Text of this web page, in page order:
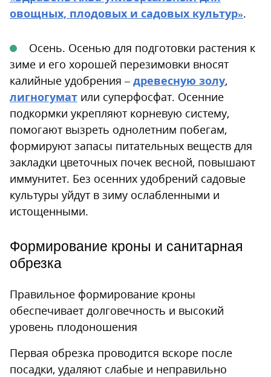
овощных, плодовых и садовых культур».
Осень. Осенью для подготовки растения к
зиме и его хорошей перезимовки вносят
калийные удобрения –древесную золу,
лигногумат или суперфосфат. Осенние
подкормки укрепляют корневую систему,
помогают вызреть однолетним побегам,
формируют запасы питательных веществ для
закладки цветочных почек весной, повышают
иммунитет. Без осенних удобрений садовые
культуры уйдут в зиму ослабленными и
истощенными.
Формирование кроны и санитарная
обрезка
Правильное формирование кроны
обеспечивает долговечность и высокий
уровень плодоношения
Первая обрезка проводится вскоре после
посадки, удаляют слабые и неправильно